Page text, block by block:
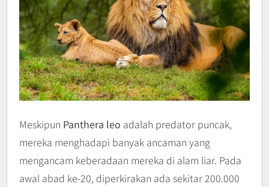
Meskipun Panthera leo adalah predator puncak,
mereka menghadapi banyak ancaman yang
mengancam keberadaan mereka di alam liar. Pada
awal abad ke-20, diperkirakan ada sekitar 200.000